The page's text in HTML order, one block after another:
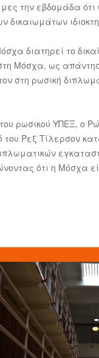
την εβδομάδα
διατηρεί το
Μόσχα, ως
στη ρωσική
ρωσικού ΥΠΕΞ, ο
Ρεξ Τίλερσον
ότι η Μόσχα